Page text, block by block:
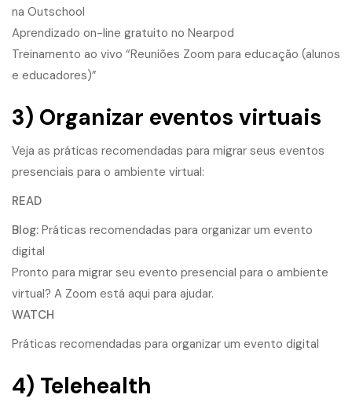
na Outschool
Aprendizado on-line gratuito no Nearpod
Treinamento ao vivo “Reuniões Zoom para educação (alunos
e educadores)”
3) Organizar eventos virtuais
Veja as práticas recomendadas para migrar seus eventos
presenciais para o ambiente virtual:
READ
Blog: Práticas recomendadas para organizar um evento
digital
Pronto para migrar seu evento presencial para o ambiente
virtual? A Zoom está aqui para ajudar.
WATCH
Práticas recomendadas para organizar um evento digital
4) Telehealth